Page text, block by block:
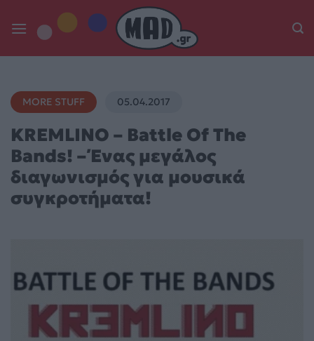
content
MORE STUFF 05.04.2017
KREMLINO – Battle Of The
Bands! – Ένας μεγάλος
διαγωνισμός για μουσικά
συγκροτήματα!